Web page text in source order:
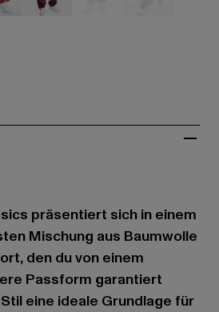
präsentiert sich in einem
Mischung aus Baumwolle
den du von einem
Passform garantiert
eine ideale Grundlage für